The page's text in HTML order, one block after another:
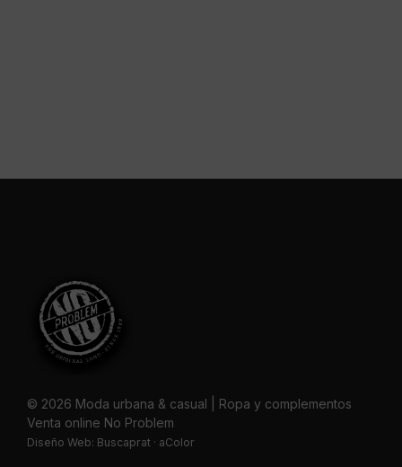
© 2026 Moda urbana & casual | Ropa y complementos
Venta online No Problem
Diseño Web: Buscaprat · aColor